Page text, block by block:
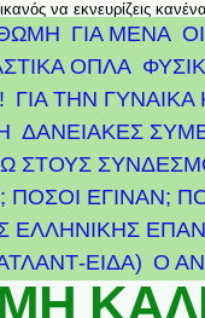
να εκνευρίζεις
ΓΙΑ ΜΕΝΑ
ΟΠΛΑ
ΓΙΑ ΤΗΝ ΓΥΝΑΙΚΑ
ΔΑΝΕΙΑΚΕΣ
ΣΤΟΥΣ
ΕΓΙΝΑΝ;
ΕΙΔΑ) Ο